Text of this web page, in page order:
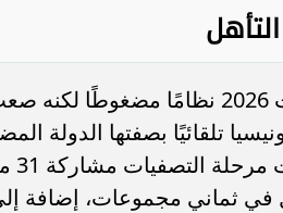
اتبعت كأس آسيا لكرة الصالات 2026
في ثماني مجموعات، إضافة